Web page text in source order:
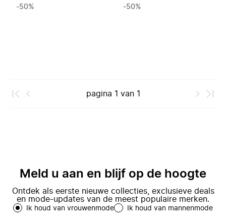
-50%
-50%
pagina 1 van 1
Meld u aan en blijf op de hoogte
Ontdek als eerste nieuwe collecties, exclusieve deals
en mode-updates van de meest populaire merken.
Ik houd van vrouwenmode Ik houd van mannenmode